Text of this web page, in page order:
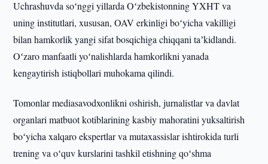
Uchrashuvda soʻnggi yillarda Oʻzbekistonning YXHT va
uning institutlari, xususan, OAV erkinligi boʻyicha vakilligi
bilan hamkorlik yangi sifat bosqichiga chiqqani taʼkidlandi.
Oʻzaro manfaatli yoʻnalishlarda hamkorlikni yanada
kengaytirish istiqbollari muhokama qilindi.
Tomonlar mediasavodxonlikni oshirish, jurnalistlar va davlat
organlari matbuot kotiblarining kasbiy mahoratini yuksaltirish
boʻyicha xalqaro ekspertlar va mutaxassislar ishtirokida turli
trening va oʻquv kurslarini tashkil etishning qoʻshma